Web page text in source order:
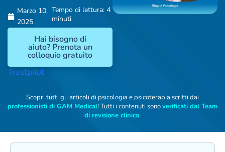
Marzo 10,
2025
Tempo di lettura: 4
minuti
Hai bisogno di
aiuto? Prenota un
colloquio gratuito
Trustpilot
Scopri tutti gli articoli di psicologia e psicoterapia scritti dai
professionisti di GAM Medical! Tutti i contenuti sonoverificati dal Team
di revisione clinica.